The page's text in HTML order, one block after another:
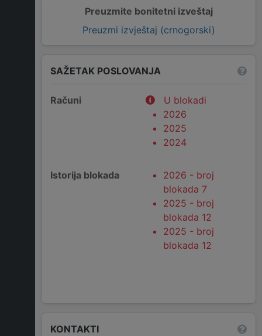
Preuzmite bonitetni izveštaj
Preuzmi izvještaj (crnogorski)
SAŽETAK POSLOVANJA
Računi
U blokadi
2026
2025
2024
Istorija blokada
2026 - broj
blokada 7
2025 - broj
blokada 12
2025 - broj
blokada 12
KONTAKTI